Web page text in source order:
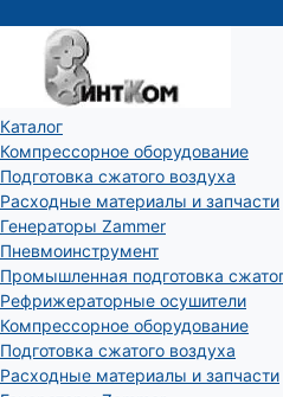
Каталог
Компрессорное оборудование
Подготовка сжатого воздуха
Расходные материалы и запчасти
Генераторы Zammer
Пневмоинструмент
Промышленная подготовка
Рефрижераторные осушители
Компрессорное оборудование
Подготовка сжатого воздуха
Расходные материалы и запчасти